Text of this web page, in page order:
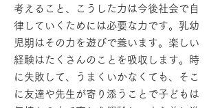
考えること、こうした力は今後社会で自
律していくためには必要な力です。乳幼
児期はその力を遊びで養います。楽しい
経験はたくさんのことを吸収します。時
に失敗して、うまくいかなくても、そこ
に友達や先生が寄り添うことで子どもは